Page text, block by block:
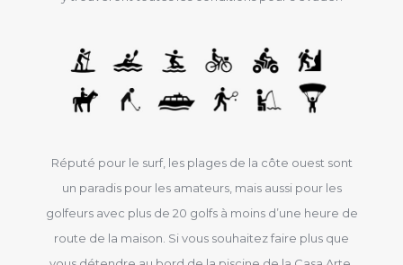
Réputé pour le surf, les plages de la côte ouest sont
un paradis pour les amateurs, mais aussi pour les
golfeurs avec plus de 20 golfs à moins d’une heure de
route de la maison. Si vous souhaitez faire plus que